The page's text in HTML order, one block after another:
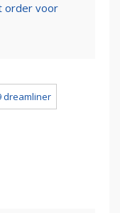
order voor
dreamliner